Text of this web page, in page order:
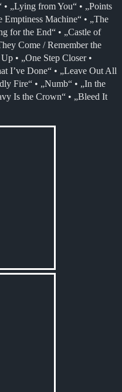
„Lying from You“ • „Points
Machine“ • „The
for the End“ • „Castle of
Come / Remember the
• „One Step Closer •
I’ve Done“ • „Leave Out All
Fire“ • „Numb“ • „In the
Is the Crown“ • „Bleed It